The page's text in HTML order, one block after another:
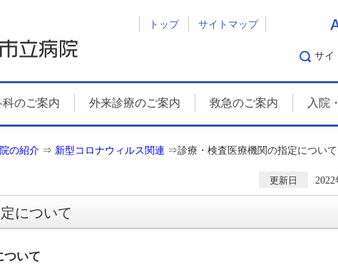
トップ サイトマップ
サイ
のご案内 外来診療のご案内 救急のご案内 入院
の紹介 ⇒ 新型コロナウィルス関連 ⇒診療・検査医療機関の指定について
更新日
について
ついて